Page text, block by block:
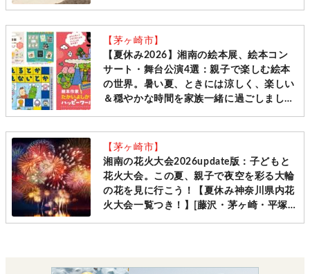
【茅ヶ崎市】
【夏休み2026】湘南の絵本展、絵本コン
サート・舞台公演4選：親子で楽しむ絵本
の世界。暑い夏、ときには涼しく、楽しい
＆穏やかな時間を家族一緒に過ごしましょ
う[鎌倉市 平塚市 茅ヶ崎市]
【茅ヶ崎市】
湘南の花火大会2026update版：子どもと
花火大会。この夏、親子で夜空を彩る大輪
の花を見に行こう！【夏休み神奈川県内花
火大会一覧つき！】[藤沢・茅ヶ崎・平塚・
鎌倉＋県内各所]